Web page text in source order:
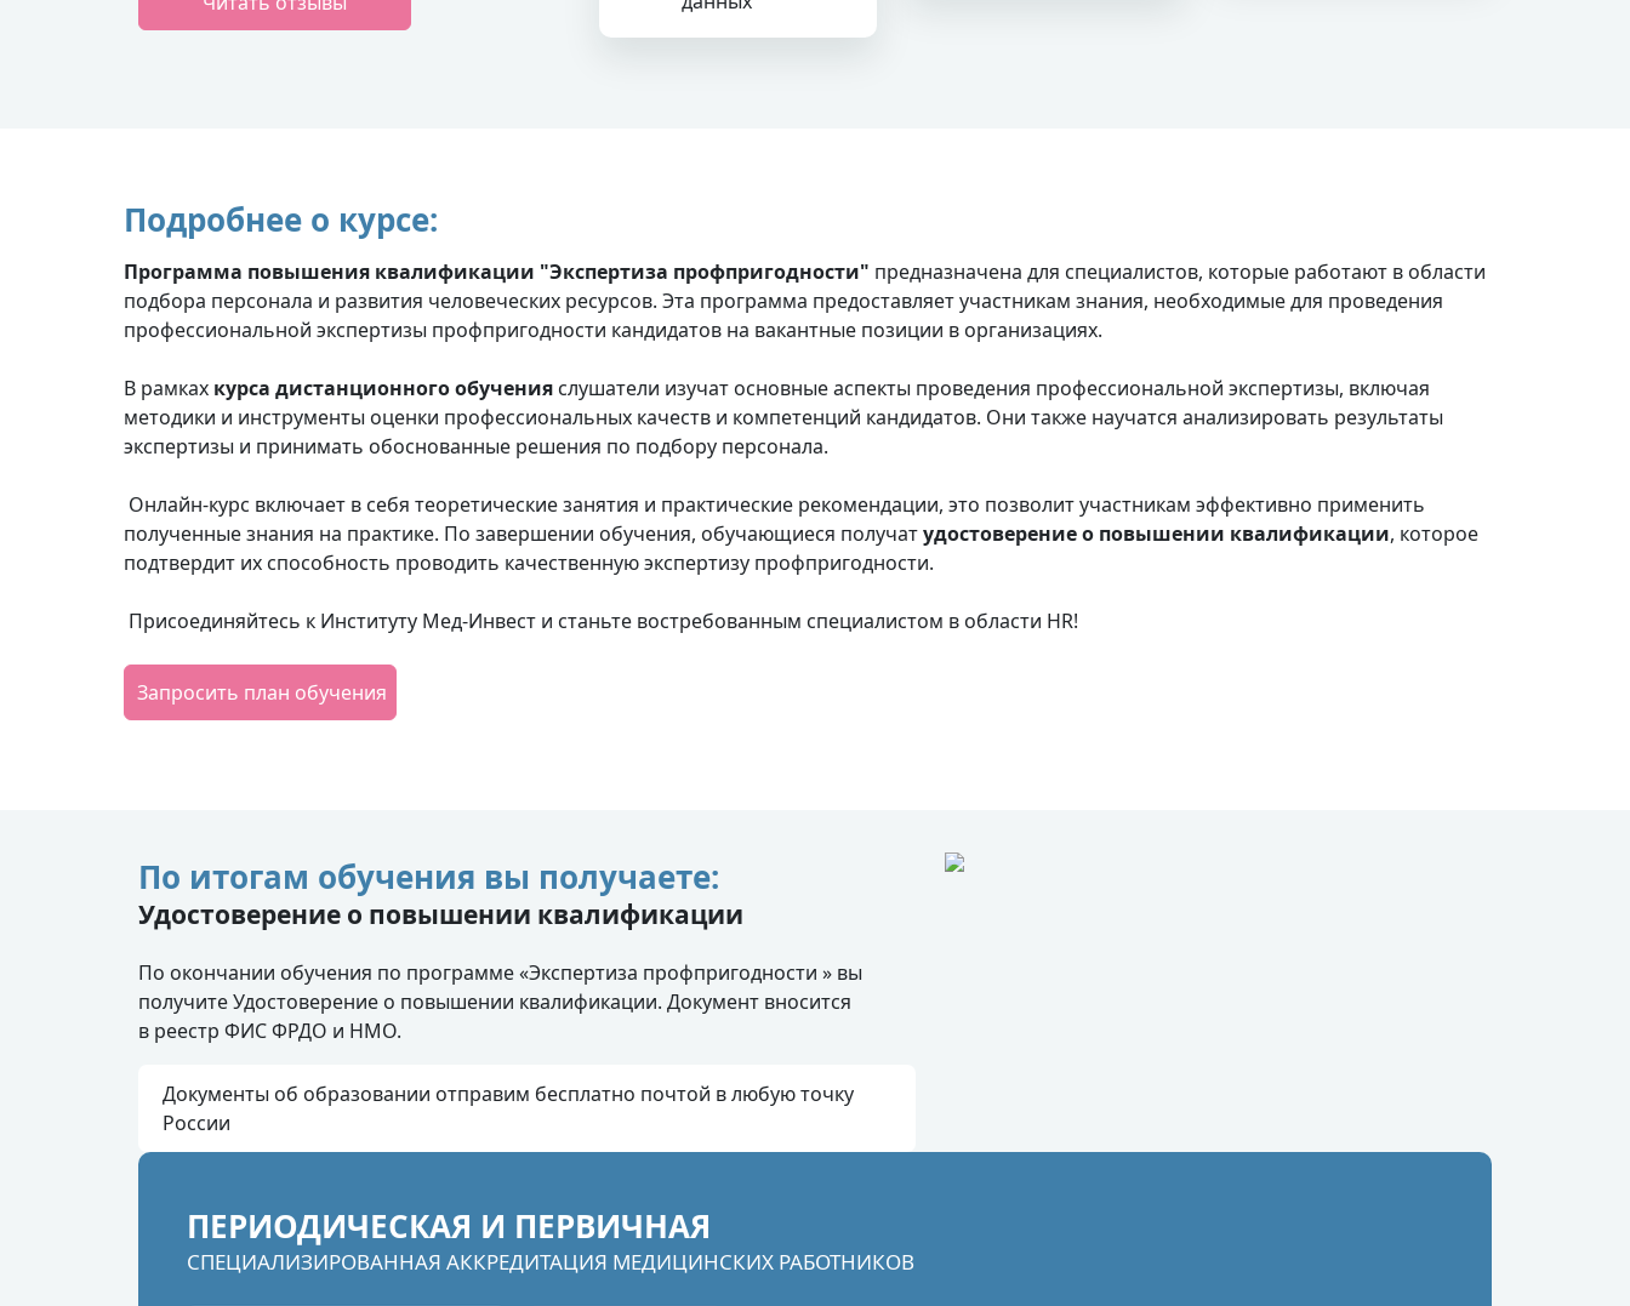
Подробнее о курсе:
Программа повышения квалификации "Экспертиза профпригодности" предназначена для специалистов, которые работают в области
подбора персонала и развития человеческих ресурсов. Эта программа предоставляет участникам знания, необходимые для проведения
профессиональной экспертизы профпригодности кандидатов на вакантные позиции в организациях.
В рамках курса дистанционного обучения слушатели изучат основные аспекты проведения профессиональной экспертизы, включая
методики и инструменты оценки профессиональных качеств и компетенций кандидатов. Они также научатся анализировать результаты
экспертизы и принимать обоснованные решения по подбору персонала.
Онлайн-курс включает в себя теоретические занятия и практические рекомендации, это позволит участникам эффективно применить
полученные знания на практике. По завершении обучения, обучающиеся получатудостоверение о повышении квалификации, которое
подтвердит их способность проводить качественную экспертизу профпригодности.
Присоединяйтесь к Институту Мед-Инвест и станьте востребованным специалистом в области HR!
Запросить план обучения
По итогам обучения вы получаете:
Удостоверение о повышении квалификации
По окончании обучения по программе «Экспертиза профпригодности » вы
получите Удостоверение о повышении квалификации. Документ вносится
в реестр ФИС ФРДО и НМО.
Документы об образовании отправим бесплатно почтой в любую точку
России
ПЕРИОДИЧЕСКАЯ И ПЕРВИЧНАЯ
СПЕЦИАЛИЗИРОВАННАЯ АККРЕДИТАЦИЯ МЕДИЦИНСКИХ РАБОТНИКОВ